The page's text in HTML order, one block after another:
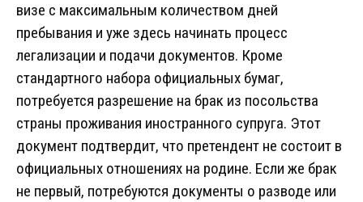
визе с максимальным количеством дней
пребывания и уже здесь начинать процесс
легализации и подачи документов. Кроме
стандартного набора официальных бумаг,
потребуется разрешение на брак из посольства
страны проживания иностранного супруга. Этот
документ подтвердит, что претендент не состоит в
официальных отношениях на родине. Если же брак
не первый, потребуются документы о разводе или